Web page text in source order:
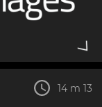
14 m 13